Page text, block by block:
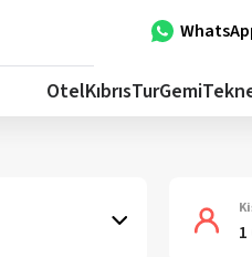
OtelKıbrısTurGemi